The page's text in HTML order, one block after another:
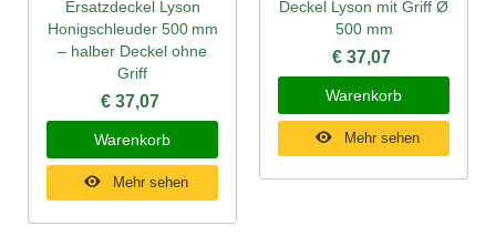
Ersatzdeckel Lyson
Honigschleuder 500 mm
– halber Deckel ohne
Griff
€ 37,07
Warenkorb
Mehr sehen
Deckel Lyson mit Griff Ø
500 mm
€ 37,07
Warenkorb
Mehr sehen